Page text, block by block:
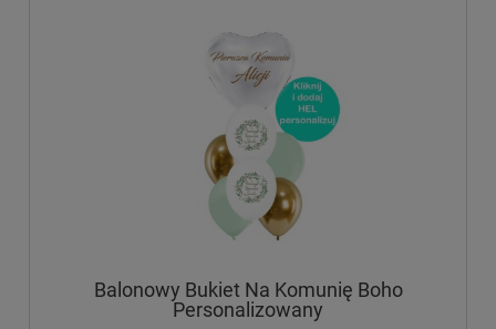
Balonowy Bukiet Na Komunię Boho
Personalizowany